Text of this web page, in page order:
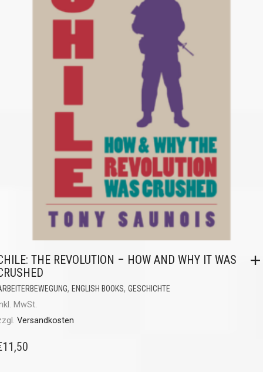
THE REVOLUTION – HOW AND WHY IT WAS
, ENGLISH BOOKS, GESCHICHTE
MwSt.
Versandkosten
11,50